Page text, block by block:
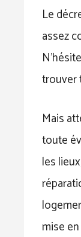
Le
assez
trouver
Mais
toute
les
mise